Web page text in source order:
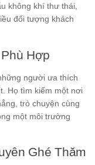
không khí thư thái,
đối tượng khách
Hợp
người ưa thích
Họ tìm kiếm một nơi
trò chuyện cùng
một môi trường
Ghé Thăm